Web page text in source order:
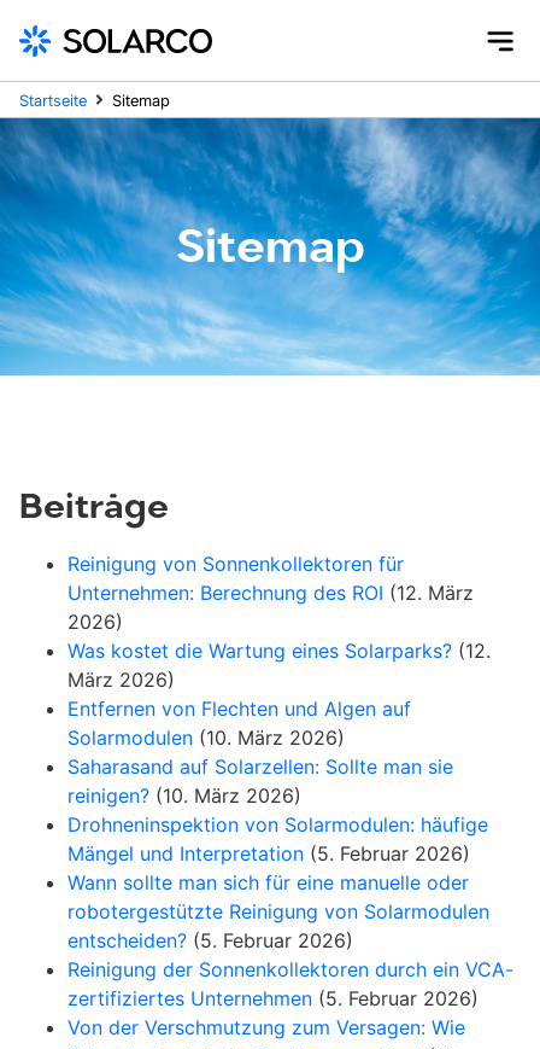
Startseite Sitemap
Sitemap
Beiträge
Reinigung von Sonnenkollektoren für
Unternehmen: Berechnung des ROI (12. März
2026)
Was kostet die Wartung eines Solarparks? (12.
März 2026)
Entfernen von Flechten und Algen auf
Solarmodulen (10. März 2026)
Saharasand auf Solarzellen: Sollte man sie
reinigen? (10. März 2026)
Drohneninspektion von Solarmodulen: häufige
Mängel und Interpretation (5. Februar 2026)
Wann sollte man sich für eine manuelle oder
robotergestützte Reinigung von Solarmodulen
entscheiden? (5. Februar 2026)
Reinigung der Sonnenkollektoren durch ein VCA-
zertifiziertes Unternehmen (5. Februar 2026)
Von der Verschmutzung zum Versagen: Wie